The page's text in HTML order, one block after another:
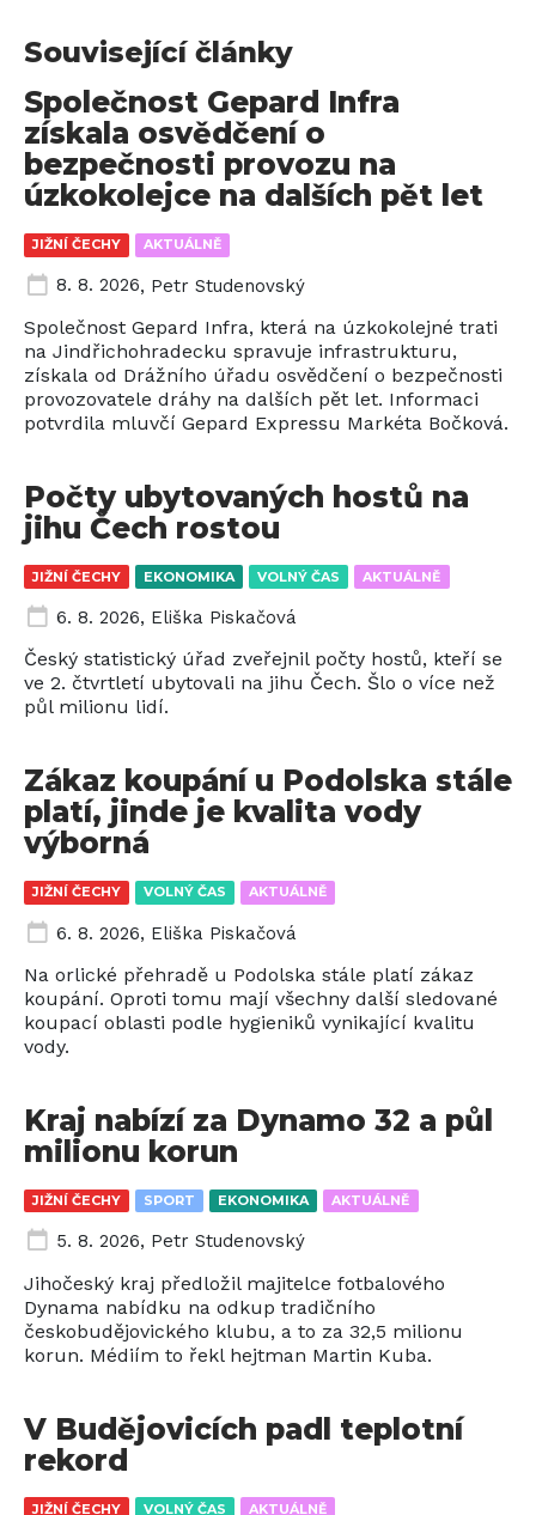
Související články
JIŽNÍ ČECHY AKTUÁLNĚ
Společnost Gepard Infra
získala osvědčení o
bezpečnosti provozu na
úzkokolejce na dalších pět let
8. 8. 2026, Petr Studenovský
Společnost Gepard Infra, která na úzkokolejné trati
na Jindřichohradecku spravuje infrastrukturu,
získala od Drážního úřadu osvědčení o bezpečnosti
provozovatele dráhy na dalších pět let. Informaci
potvrdila mluvčí Gepard Expressu Markéta Bočková.
JIŽNÍ ČECHY EKONOMIKA VOLNÝ ČAS AKTUÁLNĚ
Počty ubytovaných hostů na
jihu Čech rostou
6. 8. 2026, Eliška Piskačová
Český statistický úřad zveřejnil počty hostů, kteří se
ve 2. čtvrtletí ubytovali na jihu Čech. Šlo o více než
půl milionu lidí.
JIŽNÍ ČECHY VOLNÝ ČAS AKTUÁLNĚ
Zákaz koupání u Podolska stále
platí, jinde je kvalita vody
výborná
6. 8. 2026, Eliška Piskačová
Na orlické přehradě u Podolska stále platí zákaz
koupání. Oproti tomu mají všechny další sledované
koupací oblasti podle hygieniků vynikající kvalitu
vody.
JIŽNÍ ČECHY SPORT EKONOMIKA AKTUÁLNĚ
Kraj nabízí za Dynamo 32 a půl
milionu korun
5. 8. 2026, Petr Studenovský
Jihočeský kraj předložil majitelce fotbalového
Dynama nabídku na odkup tradičního
českobudějovického klubu, a to za 32,5 milionu
korun. Médiím to řekl hejtman Martin Kuba.
JIŽNÍ ČECHY VOLNÝ ČAS AKTUÁLNĚ
V Budějovicích padl teplotní
rekord